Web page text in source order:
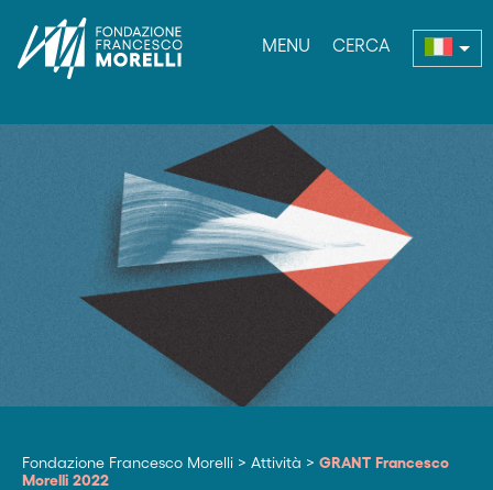
MENU CERCA
Fondazione Francesco Morelli > Attività > GRANT Francesco
Morelli 2022